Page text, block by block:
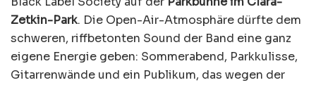
Zetkin-Park. Die Open-Air-Atmosphäre dürfte dem
schweren, riffbetonten Sound der Band eine ganz
eigene Energie geben: Sommerabend, Parkkulisse,
Gitarrenwände und ein Publikum, das wegen der